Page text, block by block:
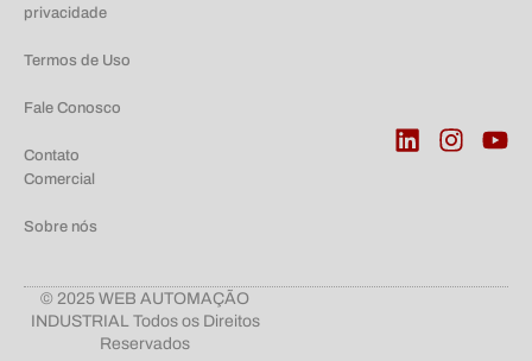
privacidade
Termos de Uso
Fale Conosco
Contato
Comercial
Sobre nós
© 2025 WEB AUTOMAÇÃO
INDUSTRIAL Todos os Direitos
Reservados